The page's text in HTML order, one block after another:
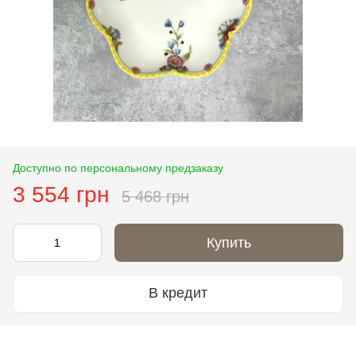
Доступно по персональному предзаказу
3 554 грн 5 468 грн
Купить
В кредит